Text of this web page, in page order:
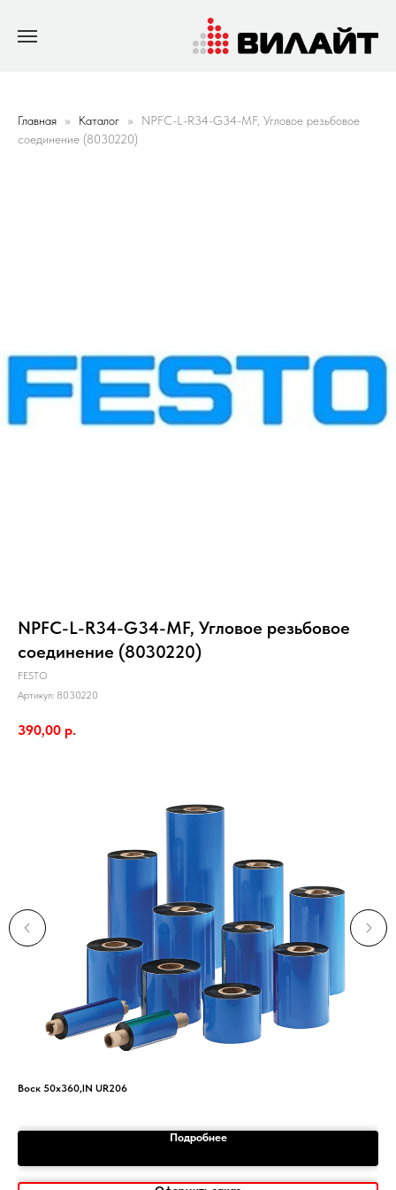
Главная Каталог
NPFC-L-R34-G34-MF, Угловое резьбовое
соединение (8030220)
NPFC-L-R34-G34-MF, Угловое резьбовое
соединение (8030220)
FESTO
Артикул: 8030220
390,00 р.
Воск 50х360,IN UR206
Подробнее